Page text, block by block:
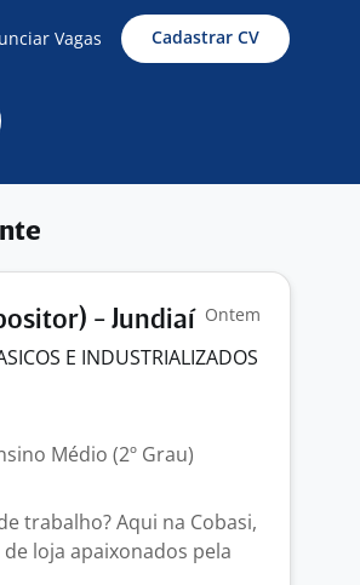
Vagas Cadastrar CV
- Jundiaí Ontem
E INDUSTRIALIZADOS
Médio (2º Grau)
trabalho? Aqui na Cobasi,
loja apaixonados pela